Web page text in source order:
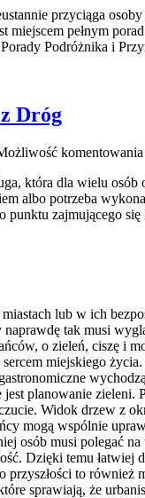
przyciąga
miejscem pełnym
Podróżnika i
Dróg
komentowania
która dla wielu
albo potrzeba
punktu zajmującego
lub w ich
naprawdę tak musi
o zieleń, ciszę i
miejskiego
planowanie zieleni.
Widok drzew z
mogą wspólnie
osób musi polegać
Dzięki temu
przyszłości to również
sprawiają, że